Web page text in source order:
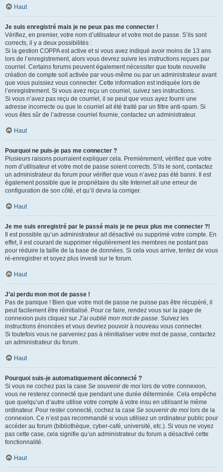
Haut
Je suis enregistré mais je ne peux pas me connecter !
Vérifiez, en premier, votre nom d’utilisateur et votre mot de passe. S’ils sont
corrects, il y a deux possibilités :
Si la gestion COPPA est active et si vous avez indiqué avoir moins de 13 ans
lors de l’enregistrement, alors vous devrez suivre les instructions reçues par
courriel. Certains forums peuvent également nécessiter que toute nouvelle
création de compte soit activée par vous-même ou par un administrateur avant
que vous puissiez vous connecter. Cette information est indiquée lors de
l’enregistrement. Si vous avez reçu un courriel, suivez ses instructions.
Si vous n’avez pas reçu de courriel, il se peut que vous ayez fourni une
adresse incorrecte ou que le courriel ait été traité par un filtre anti-spam. Si
vous êtes sûr de l’adresse courriel fournie, contactez un administrateur.
Haut
Pourquoi ne puis-je pas me connecter ?
Plusieurs raisons pourraient expliquer cela. Premièrement, vérifiez que votre
nom d’utilisateur et votre mot de passe soient corrects. S’ils le sont, contactez
un administrateur du forum pour vérifier que vous n’avez pas été banni. Il est
également possible que le propriétaire du site Internet ait une erreur de
configuration de son côté, et qu’il devra la corriger.
Haut
Je me suis enregistré par le passé mais je ne peux plus me connecter ?!
Il est possible qu’un administrateur ait désactivé ou supprimé votre compte. En
effet, il est courant de supprimer régulièrement les membres ne postant pas
pour réduire la taille de la base de données. Si cela vous arrive, tentez de vous
ré-enregistrer et soyez plus investi sur le forum.
Haut
J’ai perdu mon mot de passe !
Pas de panique ! Bien que votre mot de passe ne puisse pas être récupéré, il
peut facilement être réinitialisé. Pour ce faire, rendez vous sur la page de
connexion puis cliquez sur J’ai oublié mon mot de passe. Suivez les
instructions énoncées et vous devriez pouvoir à nouveau vous connecter.
Si toutefois vous ne parveniez pas à réinitialiser votre mot de passe, contactez
un administrateur du forum.
Haut
Pourquoi suis-je automatiquement déconnecté ?
Si vous ne cochez pas la case Se souvenir de moi lors de votre connexion,
vous ne resterez connecté que pendant une durée déterminée. Cela empêche
que quelqu’un d’autre utilise votre compte à votre insu en utilisant le même
ordinateur. Pour rester connecté, cochez la case Se souvenir de moi lors de la
connexion. Ce n’est pas recommandé si vous utilisez un ordinateur public pour
accéder au forum (bibliothèque, cyber-café, université, etc.). Si vous ne voyez
pas cette case, cela signifie qu’un administrateur du forum a désactivé cette
fonctionnalité.
Haut